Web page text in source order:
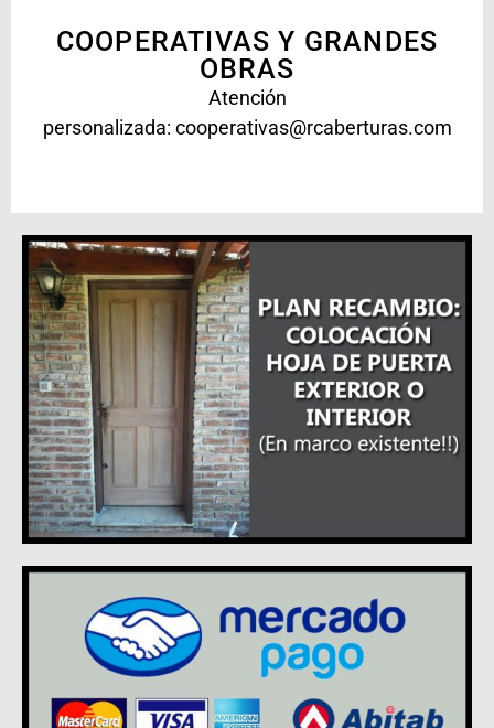
COOPERATIVAS Y GRANDES
OBRAS
Atención
personalizada: cooperativas@rcaberturas.com